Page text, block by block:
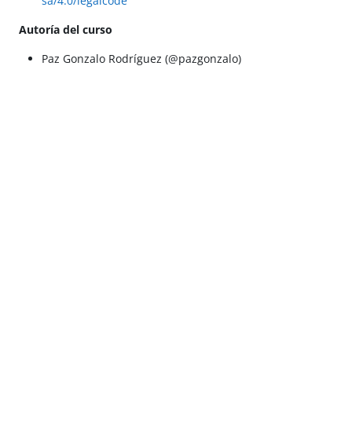
Autoría del curso
Paz Gonzalo Rodríguez (@pazgonzalo)